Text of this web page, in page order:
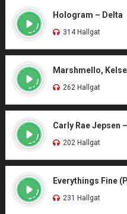
Hologram – Delta
314 Hallgat
Marshmello,
262 Hallgat
Carly Rae Jepsen
202 Hallgat
Everythings Fine
231 Hallgat